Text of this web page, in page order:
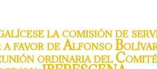
la comisión de
favor de Alfonso
ordinaria del Comité